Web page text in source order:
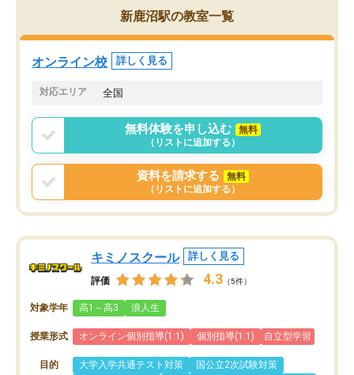
うちの子は、初回面談の講師の方で決
オンラインツールを使用した単語帳の
共有があり宿題もそちらで出される形
でした。
言う事で講師変更の申し出があり、あ
まりに短期での変更だった為、塾に通
う事にして退会しました。遅れも取り
戻せ、授業内容や講師の方は良かった
と思います。
くなってきたようなので
新鹿沼駅の教室一覧
オンライン校 詳しく見る
対応エリア 全国
無料体験を申し込む
無料
（リストに追加する）
資料を請求する
無料
（リストに追加する）
キミノスクール 詳しく見る
評価 4.3 （5件）
対象学年 高1～高3 浪人生
授業形式 オンライン個別指導(1:1) 個別指導(1:1) 自立型学習
目的 大学入学共通テスト対策
国公立2次試験対策